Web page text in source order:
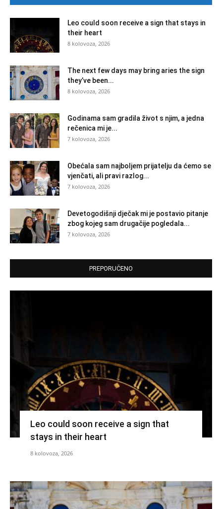
Leo could soon receive a sign that stays in
their heart
8 kolovoza, 2026
The next few days may bring aries the sign
they’ve been...
8 kolovoza, 2026
Godinama sam gradila život s njim, a jedna
rečenica mi je...
7 kolovoza, 2026
Obećala sam najboljem prijatelju da ćemo se
vjenčati, ali pravi razlog...
7 kolovoza, 2026
Devetogodišnji dječak mi je postavio pitanje
zbog kojeg sam drugačije pogledala...
7 kolovoza, 2026
PREPORUČENO
Leo could soon receive a sign that
stays in their heart
8 kolovoza, 2026